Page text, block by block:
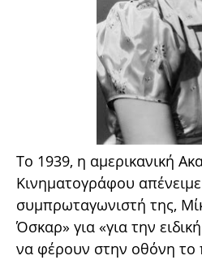
Το 1939, η αμερικανική
Κινηματογράφου απένειμε
συμπρωταγωνιστή της,
Όσκαρ» για «για την
να φέρουν στην οθόνη το